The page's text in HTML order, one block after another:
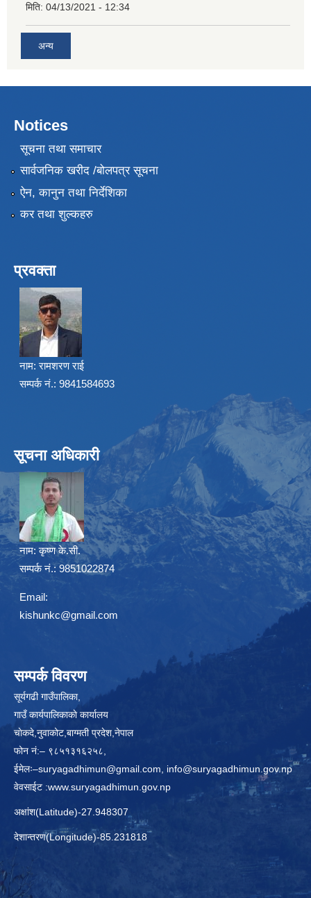
मिति: 04/13/2021 - 12:34
अन्य
Notices
सूचना तथा समाचार
सार्वजनिक खरीद /बोलपत्र सूचना
ऐन, कानुन तथा निर्देशिका
कर तथा शुल्कहरु
प्रवक्ता
नाम: रामशरण राई
सम्पर्क नं.: 9841584693
सूचना अधिकारी
नाम: कृष्ण के.सी.
सम्पर्क नं.: 9851022874
Email:
kishunkc@gmail.com
सम्पर्क विवरण
सूर्यगढी गाउँपालिका,
गाउँ कार्यपालिकाकाे कार्यालय
चाेकदे,नुवाकोट,बाग्मती प्रदेश,नेपाल
फोन नं:– ९८५१३१६२५८,
ईमेलः–suryagadhimun@gmail.com, info@suryagadhimun.gov.np
वेवसाईट :www.suryagadhimun.gov.np
अक्षांश(Latitude)-27.948307
देशान्तरण(Longitude)-85.231818